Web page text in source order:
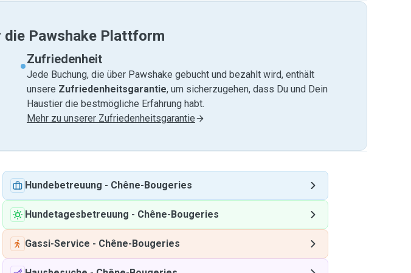
die Pawshake Plattform
Zufriedenheit
Jede Buchung, die über Pawshake gebucht und bezahlt wird, enthält
unsere Zufriedenheitsgarantie, um sicherzugehen, dass Du und Dein
Haustier die bestmögliche Erfahrung habt.
Mehr zu unserer Zufriedenheitsgarantie
Hundebetreuung - Chêne-Bougeries
Hundetagesbetreuung - Chêne-Bougeries
Gassi-Service - Chêne-Bougeries